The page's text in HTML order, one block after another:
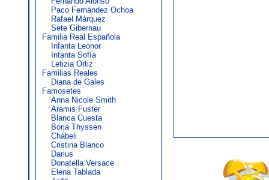
Paco Fernández Ochoa
Rafael Márquez
Sete Gibernau
Familia Real Española
Infanta Leonor
Infanta Sofía
Letizia Ortiz
Familias Reales
Diana de Gales
Famosetes
Anna Nicole Smith
Aramis Fuster
Blanca Cuesta
Borja Thyssen
Chábeli
Cristina Blanco
Darius
Donatella Versace
Elena Tablada